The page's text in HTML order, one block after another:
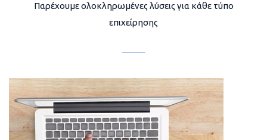
Παρέχουμε ολοκληρωμένες λύσεις για κάθε τύπο
επιχείρησης